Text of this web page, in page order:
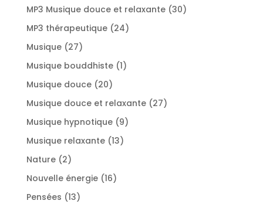
produits
MP3 Musique douce et relaxante 3030
MP3 thérapeutique 2424
Musique 2727
produits
Musique bouddhiste 11
Musique douce 2020
produits
Musique douce et relaxante 2727
Musique hypnotique 99
Musique relaxante 1313
Nature 22
produits
Nouvelle énergie 1616
Pensées 1313